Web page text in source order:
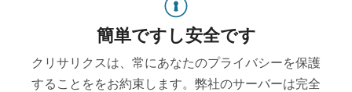
簡単ですし安全です
クリサリクスは、常にあなたのプライバシーを保護
することををお約束します。弊社のサーバーは完全